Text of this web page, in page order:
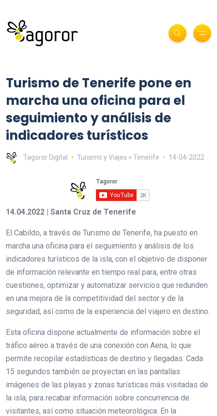
Turismo de Tenerife pone en
marcha una oficina para el
seguimiento y análisis de
indicadores turísticos
Tagoror Digital Turismo y Viajes » Tenerife 14-04-2022
14.04.2022 | Santa Cruz de Tenerife
El Cabildo, a través de Turismo de Tenerife, ha puesto en
marcha una oficina para el seguimiento y análisis de los
indicadores turísticos de la isla, con el objetivo de disponer
de información relevante en tiempo real para, entre otras
cuestiones, optimizar y automatizar servicios que redunden
en una mejora de la competitividad del sector y de la
seguridad, así como de la experiencia del viajero en destino.
Esta oficina dispone actualmente de información sobre el
tráfico aéreo a través de una conexión con Aena, lo que
permite recopilar estadísticas de destino y llegadas. Cada
15 segundos también se proyectan en las pantallas
imágenes de las playas y zonas turísticas más visitadas de
la isla, para recabar información sobre concurrencia de
visitantes, así como situación meteorológica. En la